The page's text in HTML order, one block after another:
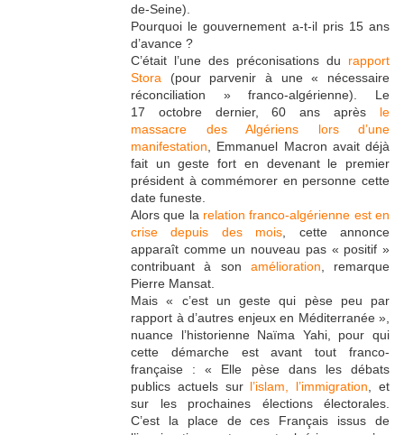
de-Seine).
Pourquoi le gouvernement a-t-il pris 15 ans
d’avance ?
C’était l’une des préconisations du rapport
Stora (pour parvenir à une « nécessaire
réconciliation » franco-algérienne). Le
17 octobre dernier, 60 ans après le
massacre des Algériens lors d’une
manifestation , Emmanuel Macron avait déjà
fait un geste fort en devenant le premier
président à commémorer en personne cette
date funeste.
Alors que la relation franco-algérienne est en
crise depuis des mois , cette annonce
apparaît comme un nouveau pas « positif »
contribuant à son amélioration , remarque
Pierre Mansat.
Mais « c’est un geste qui pèse peu par
rapport à d’autres enjeux en Méditerranée »,
nuance l’historienne Naïma Yahi, pour qui
cette démarche est avant tout franco-
française : « Elle pèse dans les débats
publics actuels sur l’islam, l’immigration , et
sur les prochaines élections électorales.
C’est la place de ces Français issus de